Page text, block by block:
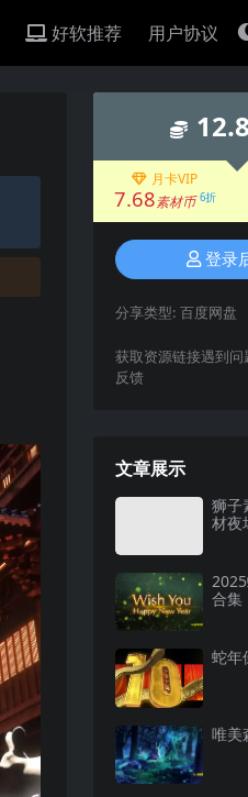
好软推荐 用户协议
12.8
月卡VIP
7.68素材币 6折
登录
分享类型: 百度网盘
获取资源链接遇到
反馈
文章展示
狮子
材夜
合集
蛇年
唯美